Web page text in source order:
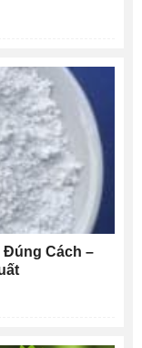
Đúng Cách –